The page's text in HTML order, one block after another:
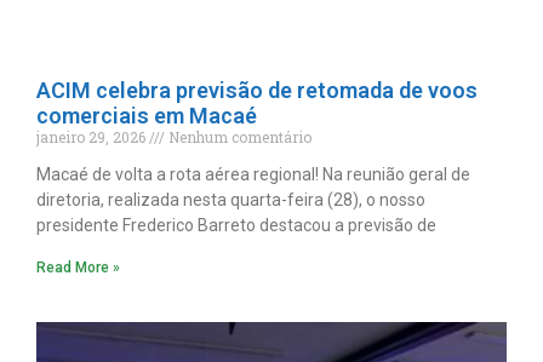
ACIM celebra previsão de retomada de voos
comerciais em Macaé
janeiro 29, 2026
Nenhum comentário
Macaé de volta a rota aérea regional! Na reunião geral de
diretoria, realizada nesta quarta-feira (28), o nosso
presidente Frederico Barreto destacou a previsão de
Read More »